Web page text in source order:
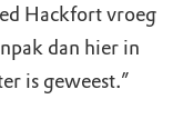
Hackfort vroeg
dan hier in
is geweest.”